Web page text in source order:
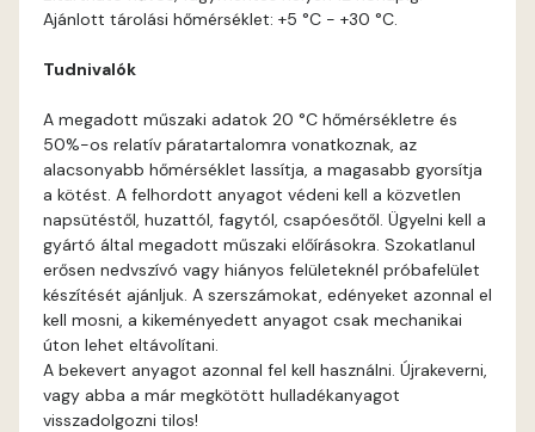
Egyptian orange E
Fig-brown E
Fir E
Graphit E
Grass-green E
Heide C
Ajánlott tárolási hőmérséklet: +5 °C - +30 °C.
Tudnivalók
A megadott műszaki adatok 20 °C hőmérsékletre és
50%-os relatív páratartalomra vonatkoznak, az
alacsonyabb hőmérséklet lassítja, a magasabb gyorsítja
a kötést. A felhordott anyagot védeni kell a közvetlen
napsütéstől, huzattól, fagytól, csapóesőtől. Ügyelni kell a
gyártó által megadott műszaki előírásokra. Szokatlanul
erősen nedvszívó vagy hiányos felületeknél próbafelület
készítését ajánljuk. A szerszámokat, edényeket azonnal el
kell mosni, a kikeményedett anyagot csak mechanikai
úton lehet eltávolítani.
A bekevert anyagot azonnal fel kell használni. Újrakeverni,
vagy abba a már megkötött hulladékanyagot
visszadolgozni tilos!